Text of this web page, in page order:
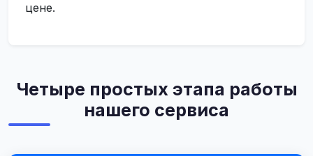
цене.
Четыре простых этапа работы
нашего сервиса